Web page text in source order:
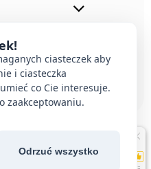
ciasteczek aby
i ciasteczka
co Cie interesuje.
zaakceptowaniu.
Odrzuć wszystko